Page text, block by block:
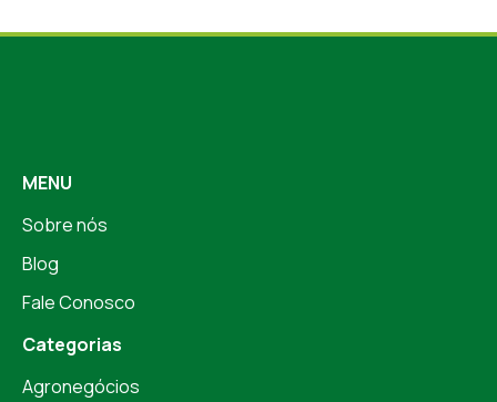
MENU
Sobre nós
Blog
Fale Conosco
Categorias
Agronegócios